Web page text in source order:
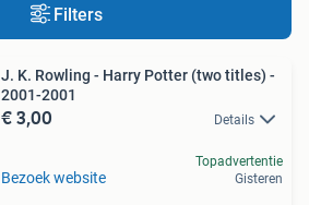
Filters
J. K. Rowling - Harry Potter (two titles) -
2001-2001
€ 3,00 Details
Bezoek website
Topadvertentie
Gisteren